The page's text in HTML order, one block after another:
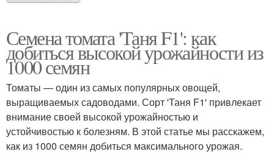
Семена томата 'Таня F1': как
добиться высокой урожайности из
1000 семян
Томаты — один из самых популярных овощей,
выращиваемых садоводами. Сорт 'Таня F1' привлекает
внимание своей высокой урожайностью и
устойчивостью к болезням. В этой статье мы расскажем,
как из 1000 семян добиться максимального урожая.